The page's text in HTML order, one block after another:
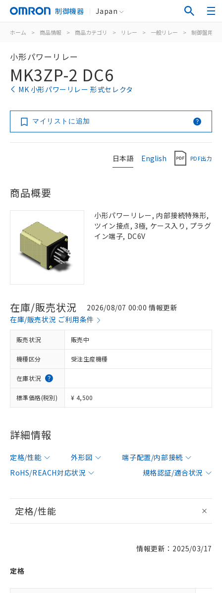
制御機器 Japan
ホーム > 商品情報 > 商品カテゴリ > リレー > 一般リレー > 制御盤用
小形パワーリレー
MK3ZP-2 DC6
MK 小形パワーリレー 形式セレクタ
マイリストに追加
日本語 English PDF出力
商品概要
小形パワーリレー, 内部接続特殊形,
ツイン接点, 3極, ケース入り, プラグ
イン端子, DC6V
在庫/販売状況
2026/08/07 00:00 情報更新
在庫/販売状況 ご利用条件
販売状況 販売中
機種区分 受注生産機種
在庫状況
標準価格(税別) ¥ 4,500
詳細情報
定格/性能 外形図
端子配置/内部接続
RoHS/REACH対応状況
規格認証/適合状況
定格/性能
情報更新：2025/03/17
定格